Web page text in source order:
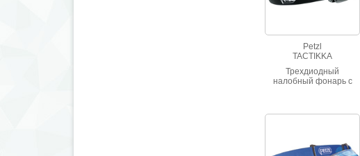
210 часов.
Petzl
TACTIKKA
Трехдиодный
налобный фонарь с